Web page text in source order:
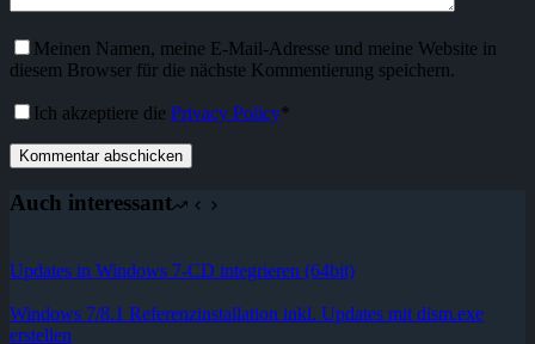
Meinen Namen, meine E-Mail-Adresse und meine Website in
diesem Browser für die nächste Kommentierung speichern.
Ich akzeptiere die Privacy Policy*
Kommentar abschicken
Auch interessant
Updates in Windows 7-CD integrieren (64bit)
Windows 7/8.1 Referenzinstallation inkl. Updates mit dism.exe
erstellen